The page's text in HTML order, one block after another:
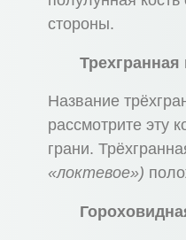
стороны.
Трехгранная
Название
рассмотрите эту
грани.
«локтевое»)